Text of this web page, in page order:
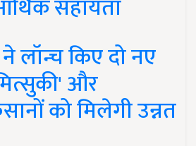
सहायता
लॉन्च किए दो नए
और
को मिलेगी उन्नत